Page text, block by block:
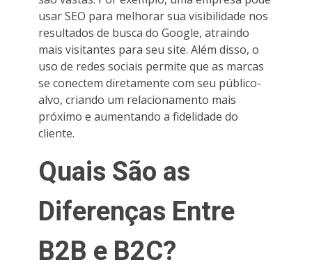
usar SEO para melhorar sua visibilidade nos
resultados de busca do Google, atraindo
mais visitantes para seu site. Além disso, o
uso de redes sociais permite que as marcas
se conectem diretamente com seu público-
alvo, criando um relacionamento mais
próximo e aumentando a fidelidade do
cliente.
Quais São as
Diferenças Entre
B2B e B2C?